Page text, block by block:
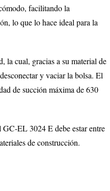
facilitando la
lo que lo hace ideal para la
la cual, gracias a su material de
y vaciar la bolsa. El
de succión máxima de 630
GC-EL 3024 E debe estar entre
de construcción.